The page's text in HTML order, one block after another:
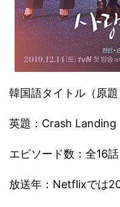
韓国語タイトル（原
英題：Crash Landing
エピソード数：全16話
放送年：Netflixでは